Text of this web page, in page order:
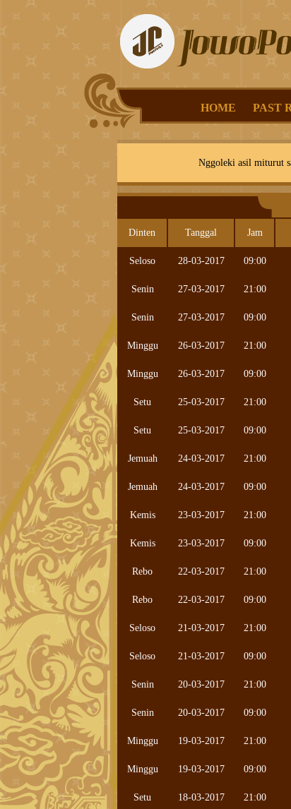
HOME PAST
Nggoleki asil miturut
Dinten Tanggal Jam
Seloso 28-03-2017 09:00
Senin 27-03-2017 21:00
Senin 27-03-2017 09:00
Minggu 26-03-2017 21:00
Minggu 26-03-2017 09:00
Setu 25-03-2017 21:00
Setu 25-03-2017 09:00
Jemuah 24-03-2017 21:00
Jemuah 24-03-2017 09:00
Kemis 23-03-2017 21:00
Kemis 23-03-2017 09:00
Rebo 22-03-2017 21:00
Rebo 22-03-2017 09:00
Seloso 21-03-2017 21:00
Seloso 21-03-2017 09:00
Senin 20-03-2017 21:00
Senin 20-03-2017 09:00
Minggu 19-03-2017 21:00
Minggu 19-03-2017 09:00
Setu 18-03-2017 21:00